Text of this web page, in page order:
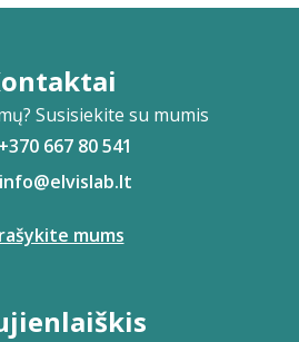
Susisiekite su mumis
+370 667 80 541
info@elvislab.lt
mums